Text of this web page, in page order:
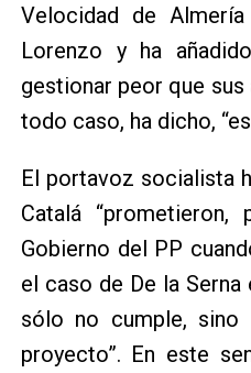
Velocidad de
Lorenzo y ha
gestionar peor que sus
todo caso, ha dicho,
El portavoz socialista
Catalá
Gobierno del PP
el caso de De la Serna
sólo no cumple, sino
proyecto”. En este